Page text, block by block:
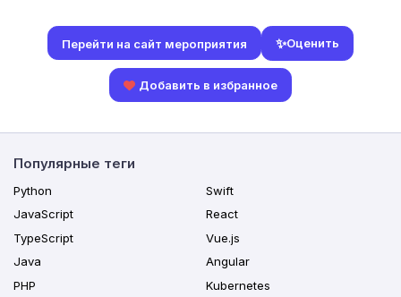
Перейти на сайт мероприятия ✨Оценить
Добавить в избранное
Популярные теги
Python
JavaScript
TypeScript
Java
PHP
Swift
React
Vue.js
Angular
Kubernetes